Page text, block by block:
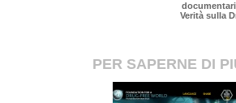
Verità sulla
PER SAPERNE DI